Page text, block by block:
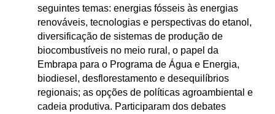
seguintes temas: energias fósseis às energias
renováveis, tecnologias e perspectivas do etanol,
diversificação de sistemas de produção de
biocombustíveis no meio rural, o papel da
Embrapa para o Programa de Água e Energia,
biodiesel, desflorestamento e desequilíbrios
regionais; as opções de políticas agroambiental e
cadeia produtiva. Participaram dos debates